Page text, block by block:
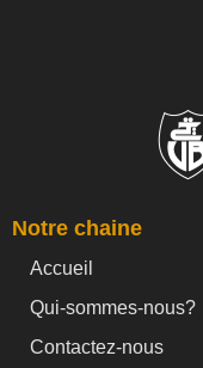
Notre chaine
Accueil
Qui-sommes-nous?
Contactez-nous